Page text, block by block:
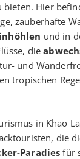
bieten. Hier
zauberhafte
und in
die
und
tropischen
in Khao
die
Paradies für